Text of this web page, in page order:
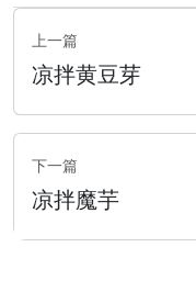
上一篇
凉拌黄豆芽
下一篇
凉拌魔芋